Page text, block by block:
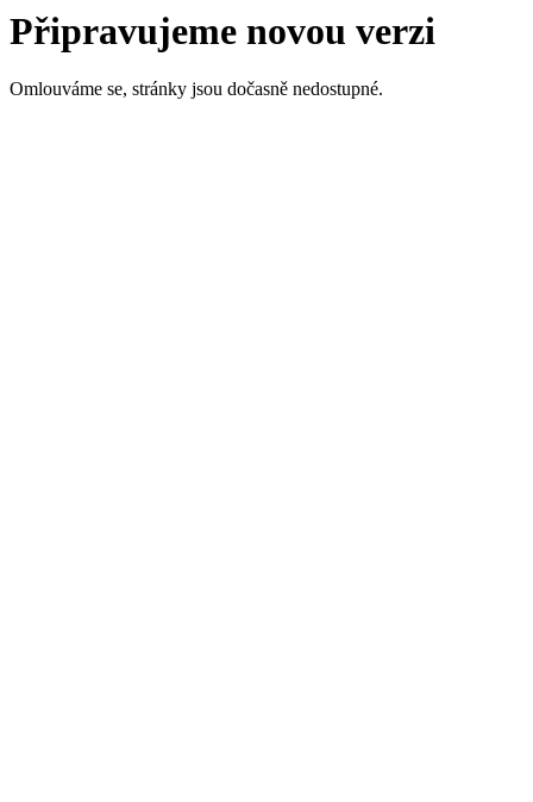
Připravujeme novou verzi
Omlouváme se, stránky jsou dočasně nedostupné.